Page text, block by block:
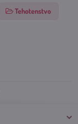
Tehotenstvo